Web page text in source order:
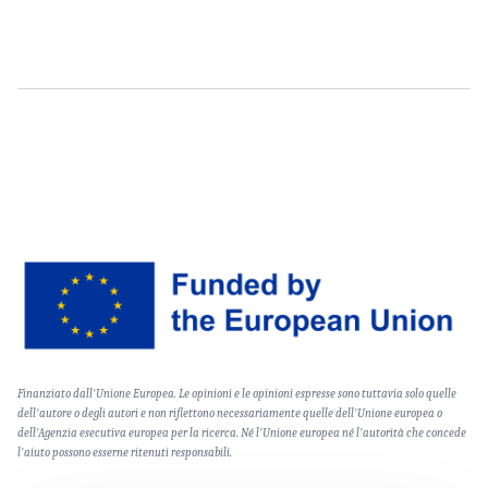
Image
Text
(optional)
Finanziato dall'Unione Europea. Le opinioni e le opinioni espresse sono tuttavia solo quelle
dell'autore o degli autori e non riflettono necessariamente quelle dell'Unione europea o
dell'Agenzia esecutiva europea per la ricerca. Né l'Unione europea né l'autorità che concede
l'aiuto possono esserne ritenuti responsabili.